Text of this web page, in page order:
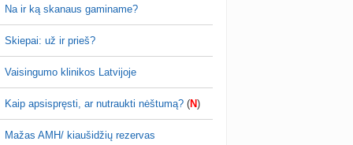
Na ir ką skanaus gaminame?
Skiepai: už ir prieš?
Vaisingumo klinikos Latvijoje
Kaip apsispręsti, ar nutraukti nėštumą? (N)
Mažas AMH/ kiaušidžių rezervas